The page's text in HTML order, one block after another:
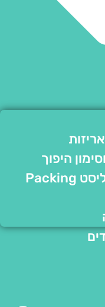
היפוך
מעטפות פקינג ליסט Packing